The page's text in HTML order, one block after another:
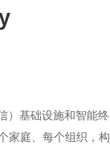
）基础设施和智能终
家庭、每个组织，构